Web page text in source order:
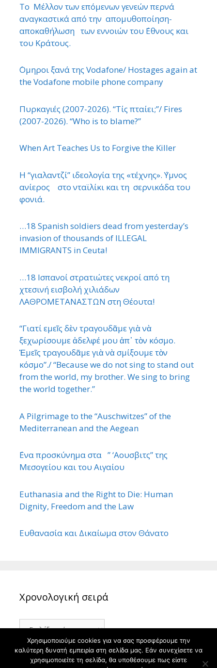
Το Μέλλον των επόμενων γενεών περνά
αναγκαστικά από την απομυθοποίηση-
αποκαθήλωση των εννοιών του ΄Εθνους και
του Κράτους.
΄Ομηροι ξανά της Vodafone/ Hostages again at
the Vodafone mobile phone company
Πυρκαγιές (2007-2026). “Τίς πταίει;”/ Fires
(2007-2026). “Who is to blame?”
When Art Teaches Us to Forgive the Killer
Η “γιαλαντζί” ιδεολογία της «τέχνης». ΄Υμνος
ανίερος στο νταϊλίκι και τη σερνικάδα του
φονιά.
…18 Spanish soldiers dead from yesterday’s
invasion of thousands of ILLEGAL
IMMIGRANTS in Ceuta!
…18 Ισπανοί στρατιώτες νεκροί από τη
χτεσινή εισβολή χιλιάδων
ΛΑΘΡΟΜΕΤΑΝΑΣΤΩΝ στη Θέουτα!
“Γιατί εμεῖς δὲν τραγουδᾶμε γιὰ νὰ
ξεχωρίσουμε ἀδελφέ μου ἀπ᾿ τὸν κόσμο.
Ἐμεῖς τραγουδᾶμε γιὰ νὰ σμίξουμε τὸν
κόσμο”./ “Because we do not sing to stand out
from the world, my brother. We sing to bring
the world together.”
A Pilgrimage to the “Auschwitzes” of the
Mediterranean and the Aegean
΄Ενα προσκύνημα στα ” ‘Αουσβιτς” της
Μεσογείου και του Αιγαίου
Euthanasia and the Right to Die: Human
Dignity, Freedom and the Law
Ευθανασία και Δικαίωμα στον Θάνατο
Χρονολογική σειρά
Χρονολογική
σειρά
Χρησιμοποιούμε cookies για να σας προσφέρουμε την
καλύτερη δυνατή εμπειρία στη σελίδα μας. Εάν συνεχίσετε να
χρησιμοποιείτε τη σελίδα, θα υποθέσουμε πως είστε